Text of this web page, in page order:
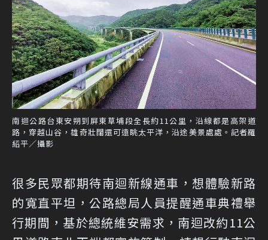
南迴公路台東安朔到屏東草埔段全長約11公里，沿線都是高架道
路，穿越山谷，雄奇壯闊還可遠眺太平洋，沿途美景處處。記者羅
紹平／攝影
很多民眾都期待南迴新線通車，想體驗新路
的寬直平坦，公路總局人員提醒通車典禮舉
行期間，基於總統維安需求，南迴改約11公